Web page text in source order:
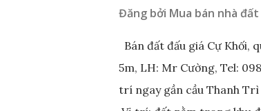
Đăng bởi Mua bán nhà
Bán đất đấu giá Cự Khối,
5m, LH: Mr Cường, Tel:
trí ngay gần cầu Thanh Trì